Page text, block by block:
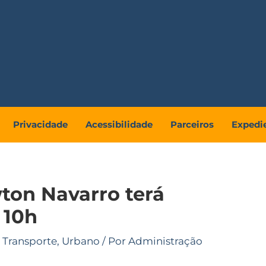
Privacidade Acessibilidade Parceiros
Navarro terá
Transporte, Urbano / Por Administração